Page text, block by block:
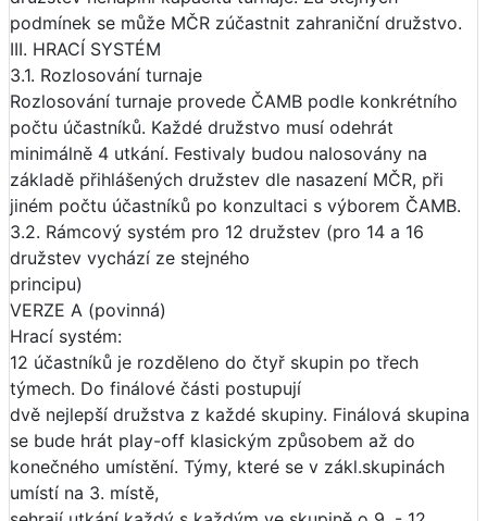
podmínek se může MČR zúčastnit zahraniční družstvo.
III. HRACÍ SYSTÉM
3.1. Rozlosování turnaje
Rozlosování turnaje provede ČAMB podle konkrétního
počtu účastníků. Každé družstvo musí odehrát
minimálně 4 utkání. Festivaly budou nalosovány na
základě přihlášených družstev dle nasazení MČR, při
jiném počtu účastníků po konzultaci s výborem ČAMB.
3.2. Rámcový systém pro 12 družstev (pro 14 a 16
družstev vychází ze stejného
principu)
VERZE A (povinná)
Hrací systém:
12 účastníků je rozděleno do čtyř skupin po třech
týmech. Do finálové části postupují
dvě nejlepší družstva z každé skupiny. Finálová skupina
se bude hrát play-off klasickým způsobem až do
konečného umístění. Týmy, které se v zákl.skupinách
umístí na 3. místě,